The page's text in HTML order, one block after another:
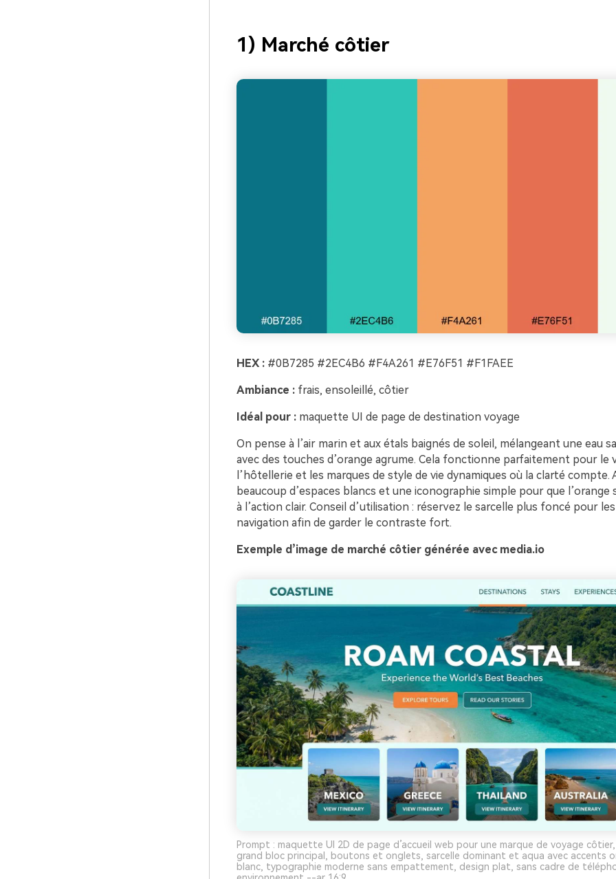
1) Marché côtier
HEX :#0B7285 #2EC4B6 #F4A261 #E76F51 #F1FAEE
Ambiance :frais, ensoleillé, côtier
Idéal pour :maquette UI de page de destination voyage
On pense à l’air marin et aux étals baignés de soleil, mélangeant une eau
avec des touches d’orange agrume. Cela fonctionne parfaitement pour le
l’hôtellerie et les marques de style de vie dynamiques où la clarté compte.
beaucoup d’espaces blancs et une iconographie simple pour que l’orange
à l’action clair. Conseil d’utilisation : réservez le sarcelle plus foncé pour
navigation afin de garder le contraste fort.
Exemple d’image de marché côtier générée avec media.io
Prompt : maquette UI 2D de page d’accueil web pour une marque de voyage
grand bloc principal, boutons et onglets, sarcelle dominant et aqua avec accents
blanc, typographie moderne sans empattement, design plat, sans cadre de